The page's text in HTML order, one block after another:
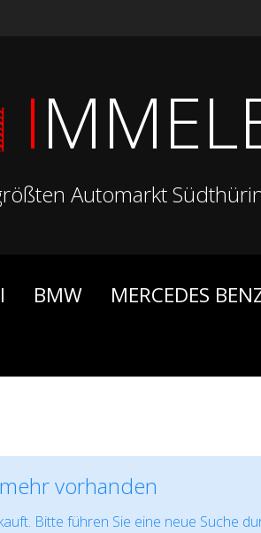
I
Automarkt
BMW MERCEDES
vorhanden
Bitte führen Sie eine neue Suche